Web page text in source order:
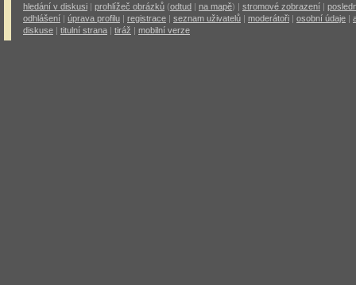
hledání v diskusi | prohlížeč obrázků (odtud | na mapě) | stromové zobrazení |
odhlášení | úprava profilu | registrace | seznam uživatelů | moderátoři | osobní údaje |
diskuse | titulní strana | tiráž | mobilní verze